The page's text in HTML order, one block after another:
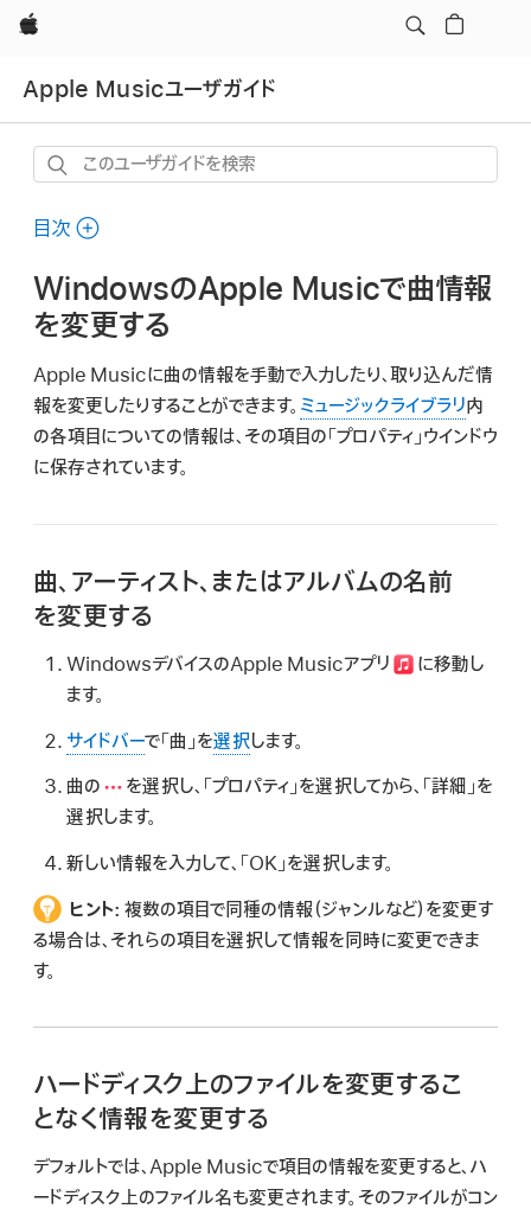
Apple
Apple Musicユーザガイド
こ
ユ
ザ
ガ
ド
を
検
索
目次
WindowsのApple Musicで曲情報
を変更する
Apple Musicに曲の情報を手動で入力したり、取り込んだ情
報を変更したりすることができます。 ミュージックライブラリ内
の各項目についての情報は、その項目の「プロパティ」ウインドウ
に保存されています。
曲、アーティスト、またはアルバムの名前
を変更する
WindowsデバイスのApple Musicアプリ
に移動し
ます。
サイドバーで「曲」を選択します。
曲の
を選択し、「プロパティ」を選択してから、「詳細」を
選択します。
新しい情報を入力して、「OK」を選択します。
ヒント: 複数の項目で同種の情報（ジャンルなど）を変更す
る場合は、それらの項目を選択して情報を同時に変更できま
す。
ハードディスク上のファイルを変更するこ
となく情報を変更する
デフォルトでは、Apple Musicで項目の情報を変更すると、ハ
ードディスク上のファイル名も変更されます。そのファイルがコン